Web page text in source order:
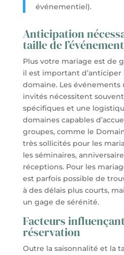
événementiel).
Anticipation
taille de l’événement
Plus votre mariage est de
il est important d’anticiper
domaine. Les événements
invités nécessitent
spécifiques et une
domaines capables
groupes, comme le
très sollicités pour les
les séminaires,
réceptions. Pour les
est parfois possible de
à des délais plus courts,
un gage de sérénité.
Facteurs
réservation
Outre la saisonnalité et la